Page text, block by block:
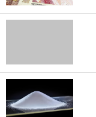
欧股开盘涨
0.08%，法
意大利富时